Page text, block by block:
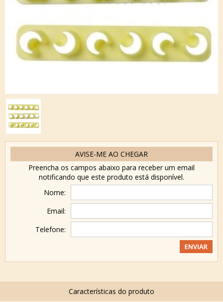
AVISE-ME AO CHEGAR
Preencha os campos abaixo para receber um email
notificando que este produto está disponível.
Nome:
Email:
Telefone: